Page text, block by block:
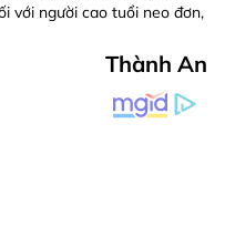
với người cao tuổi neo đơn,
Thành An